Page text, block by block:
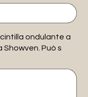
ondulante a
Può s